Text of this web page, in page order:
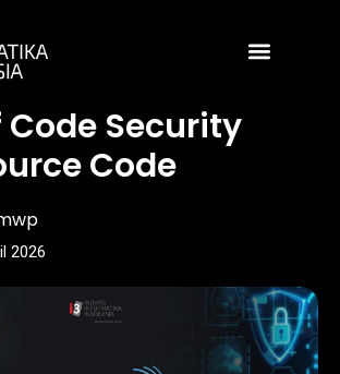
Code Security
Code
2026